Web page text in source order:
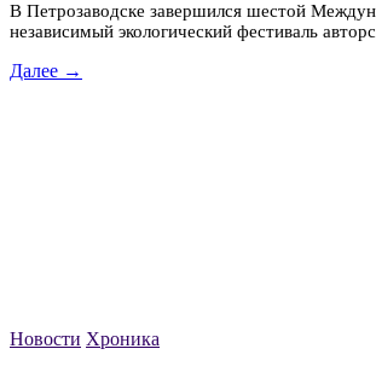
В Петрозаводске завершился шестой
независимый экологический фестиваль
Далее →
Новости Хроника